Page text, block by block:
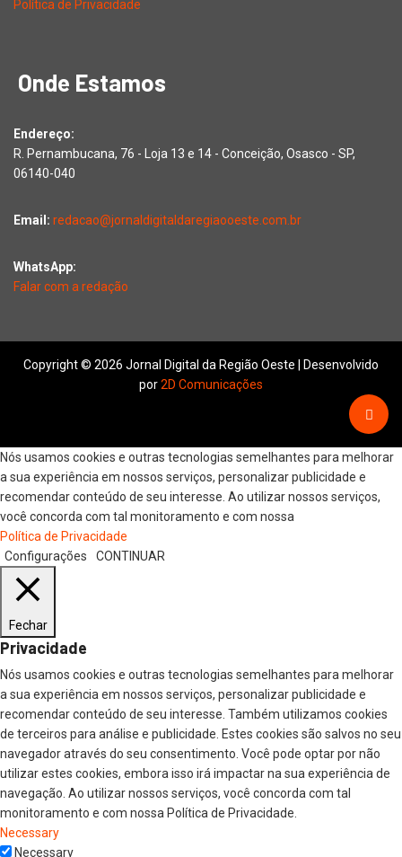
Política de Privacidade
Onde Estamos
Endereço:
R. Pernambucana, 76 - Loja 13 e 14 - Conceição, Osasco - SP,
06140-040
Email: redacao@jornaldigitaldaregiaooeste.com.br
WhatsApp:
Falar com a redação
Copyright © 2026 Jornal Digital da Região Oeste | Desenvolvido
por2D Comunicações
Nós usamos cookies e outras tecnologias semelhantes para melhorar
a sua experiência em nossos serviços, personalizar publicidade e
recomendar conteúdo de seu interesse. Ao utilizar nossos serviços,
você concorda com tal monitoramento e com nossa
Política de Privacidade
Configurações
CONTINUAR
Fechar
Privacidade
Nós usamos cookies e outras tecnologias semelhantes para melhorar
a sua experiência em nossos serviços, personalizar publicidade e
recomendar conteúdo de seu interesse. Também utilizamos cookies
de terceiros para análise e publicidade. Estes cookies são salvos no seu
navegador através do seu consentimento. Você pode optar por não
utilizar estes cookies, embora isso irá impactar na sua experiência de
navegação. Ao utilizar nossos serviços, você concorda com tal
monitoramento e com nossa Política de Privacidade.
Necessary
Necessary